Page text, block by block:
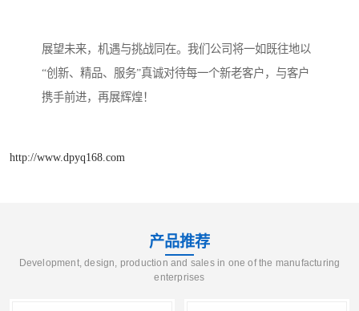
展望未来，机遇与挑战同在。我们公司将一如既往地以
“创新、精品、服务”真诚对待每一个新老客户，与客户
携手前进，再展辉煌！
http://www.dpyq168.com
产品推荐
Development, design, production and sales in one of the manufacturing
enterprises